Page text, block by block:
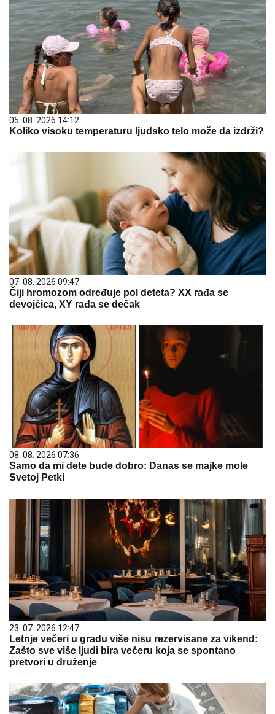
05. 08. 2026 14:12
Koliko visoku temperaturu ljudsko telo može da izdrži?
07. 08. 2026 09:47
Čiji hromozom određuje pol deteta? XX rađa se
devojčica, XY rađa se dečak
08. 08. 2026 07:36
Samo da mi dete bude dobro: Danas se majke mole
Svetoj Petki
23. 07. 2026 12:47
Letnje večeri u gradu više nisu rezervisane za vikend:
Zašto sve više ljudi bira večeru koja se spontano
pretvori u druženje